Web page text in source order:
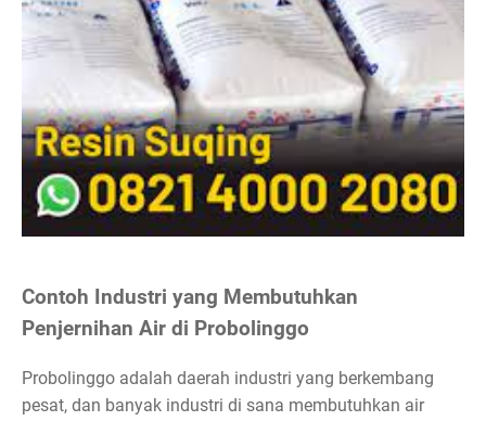
Contoh Industri yang Membutuhkan
Penjernihan Air di Probolinggo
Probolinggo adalah daerah industri yang berkembang
pesat, dan banyak industri di sana membutuhkan air